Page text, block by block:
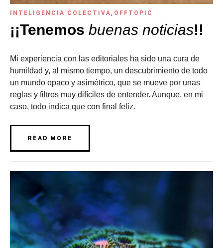
INTELIGENCIA COLECTIVA, OFFTOPIC
¡¡Tenemos buenas noticias!!
Mi experiencia con las editoriales ha sido una cura de
humildad y, al mismo tiempo, un descubrimiento de todo
un mundo opaco y asimétrico, que se mueve por unas
reglas y filtros muy difíciles de entender. Aunque, en mi
caso, todo indica que con final feliz.
READ MORE